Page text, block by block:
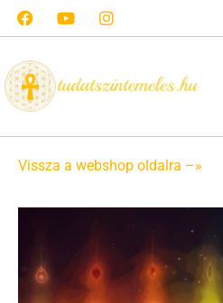
Vissza a webshop oldalra –»